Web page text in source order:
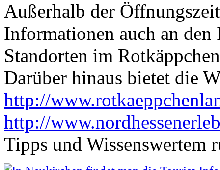
Außerhalb der
Informationen auch an den
Standorten im
Darüber hinaus bietet die
http://
http://
Tipps und Wissenswertem